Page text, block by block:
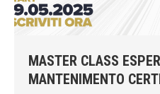
MASTER CLASS
MANTENIMENTO